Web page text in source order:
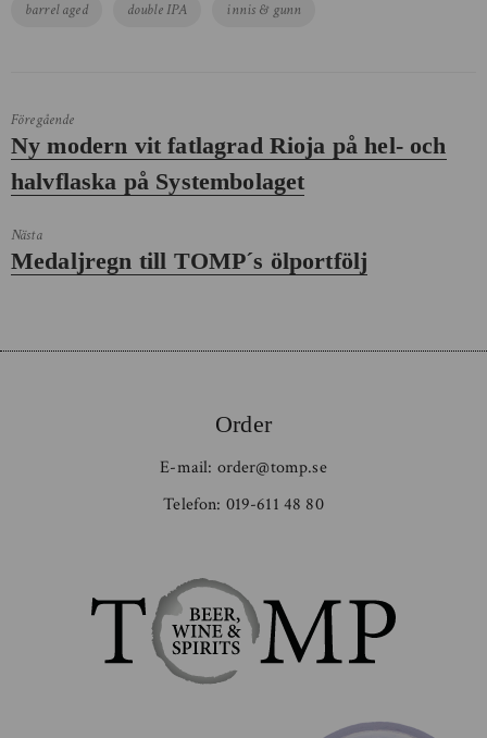
barrel aged double IPA innis & gunn
Föregående
Föregående
inlägg:
Ny modern vit fatlagrad Rioja på hel- och
halvflaska på Systembolaget
Nästa
Nästa
inlägg:
Medaljregn till TOMP´s ölportfölj
Order
E-mail: order@tomp.se
Telefon: 019-611 48 80